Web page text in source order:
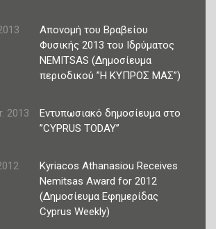
Απονομή του Βραβείου
Φυσικής 2013 του Ιδρύματος
NEMITSAS (Δημοσίευμα
περιοδικού ”H ΚΥΠΡΟΣ ΜΑΣ”)
2013
Εντυπωσιακό δημοσίευμα στο
’’CYPRUS TODAY’’
Kyriacos Athanasiou Receives
Nemitsas Award for 2012
(Δημοσίευμα Εφημερίδας
Cyprus Weekly)